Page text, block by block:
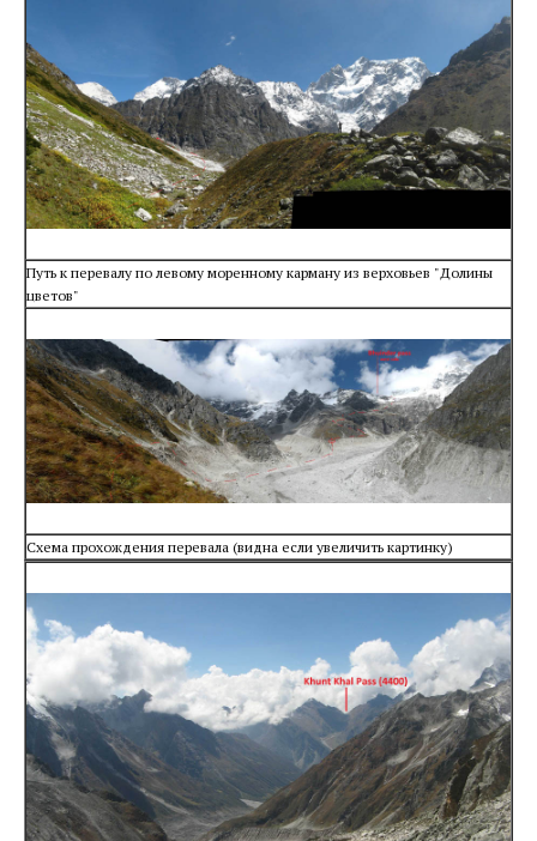
Путь к перевалу по левому моренному карману из верховьев "Долины
цветов"
Схема прохождения перевала (видна если увеличить картинку)